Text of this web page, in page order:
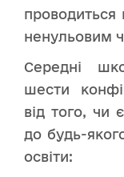
проводиться
ненульовим
Середні
шести
від того, чи
до будь-
освіти: